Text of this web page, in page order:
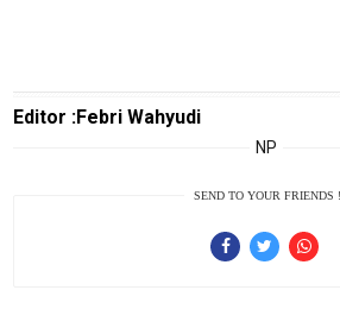
Editor :Febri Wahyudi
NP
SEND TO YOUR FRIENDS !